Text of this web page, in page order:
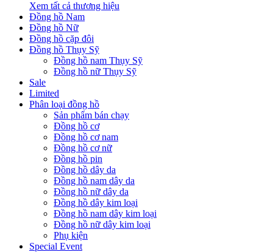
Xem tất cả thương hiệu
Đồng hồ Nam
Đồng hồ Nữ
Đồng hồ cặp đôi
Đồng hồ Thụy Sỹ
Đồng hồ nam Thụy Sỹ
Đồng hồ nữ Thụy Sỹ
Sale
Limited
Phân loại đồng hồ
Sản phẩm bán chạy
Đồng hồ cơ
Đồng hồ cơ nam
Đồng hồ cơ nữ
Đồng hồ pin
Đồng hồ dây da
Đồng hồ nam dây da
Đồng hồ nữ dây da
Đồng hồ dây kim loại
Đồng hồ nam dây kim loại
Đồng hồ nữ dây kim loại
Phụ kiện
Special Event